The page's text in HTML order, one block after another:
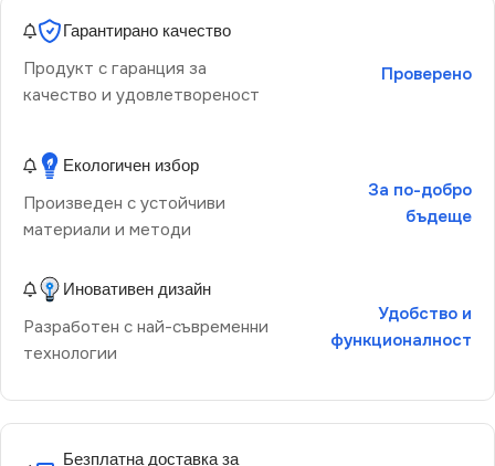
Гарантирано качество
Продукт с гаранция за
качество и удовлетвореност
Проверено
Екологичен избор
Произведен с устойчиви
материали и методи
За по-добро
бъдеще
Иновативен дизайн
Разработен с най-съвременни
технологии
Удобство и
функционалност
Безплатна доставка за